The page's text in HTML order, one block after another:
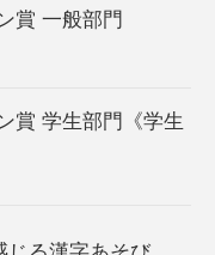
賞 一般部門
賞 学生部門《学生